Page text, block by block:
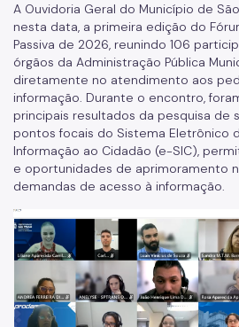
Processo de Acreditação
Edital de Seleção Simplificada nº
Consultivo
Rede INFO
A Ouvidoria Geral do Município de
nesta data, a primeira edição do
Passiva de 2026, reunindo 106
órgãos da Administração Pública
diretamente no atendimento aos
informação. Durante o encontro,
principais resultados da pesquisa de
pontos focais do Sistema Eletrônico
Informação ao Cidadão (e-SIC),
e oportunidades de aprimoramento
demandas de acesso à informação.